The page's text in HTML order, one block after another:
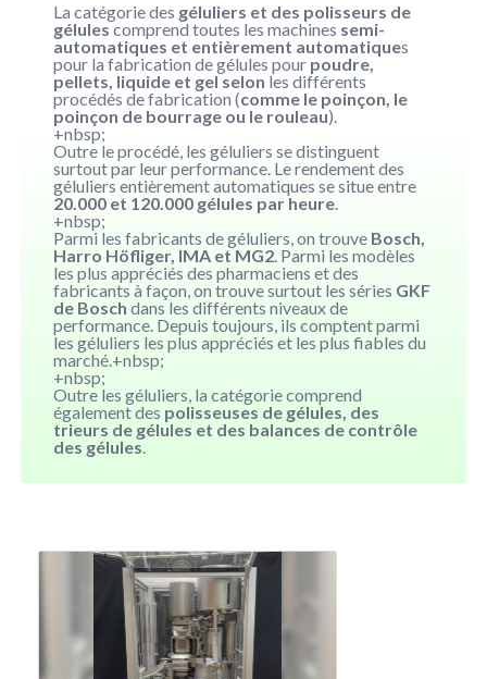
La catégorie des géluliers et des polisseurs de
gélules comprend toutes les machines semi-
automatiques et entièrement automatiques
pour la fabrication de gélules pour poudre,
pellets, liquide et gel selon les différents
procédés de fabrication (comme le poinçon, le
poinçon de bourrage ou le rouleau).
+nbsp;
Outre le procédé, les géluliers se distinguent
surtout par leur performance. Le rendement des
géluliers entièrement automatiques se situe entre
20.000 et 120.000 gélules par heure.
+nbsp;
Parmi les fabricants de géluliers, on trouve Bosch,
Harro Höfliger, IMA et MG2. Parmi les modèles
les plus appréciés des pharmaciens et des
fabricants à façon, on trouve surtout les séries GKF
de Bosch dans les différents niveaux de
performance. Depuis toujours, ils comptent parmi
les géluliers les plus appréciés et les plus fiables du
marché.+nbsp;
+nbsp;
Outre les géluliers, la catégorie comprend
également des polisseuses de gélules, des
trieurs de gélules et des balances de contrôle
des gélules.